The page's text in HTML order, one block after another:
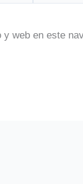
web en este